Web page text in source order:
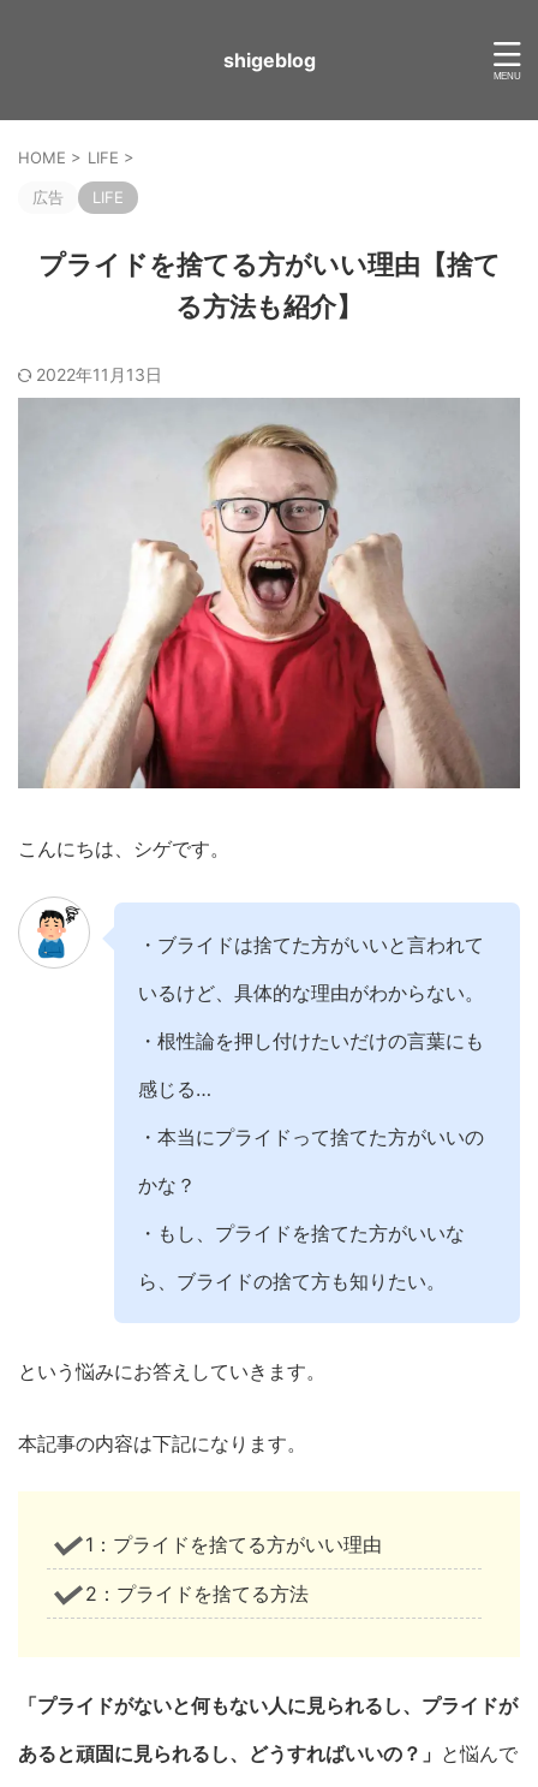
shigeblog
HOME > LIFE >
広告 LIFE
プライドを捨てる方がいい理由【捨て
る方法も紹介】
2022年11月13日
こんにちは、シゲです。
・ブライドは捨てた方がいいと言われて
いるけど、具体的な理由がわからない。
・根性論を押し付けたいだけの言葉にも
感じる…
・本当にプライドって捨てた方がいいの
かな？
・もし、プライドを捨てた方がいいな
ら、ブライドの捨て方も知りたい。
という悩みにお答えしていきます。
本記事の内容は下記になります。
1：プライドを捨てる方がいい理由
2：プライドを捨てる方法
「プライドがないと何もない人に見られるし、プライドが
あると頑固に見られるし、どうすればいいの？」 と悩んで